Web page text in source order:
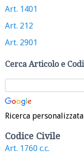
Art. 1401
Art. 212
Art. 2901
Cerca Articolo e
Ricerca personalizzata
Codice Civile
Art. 1760 c.c.